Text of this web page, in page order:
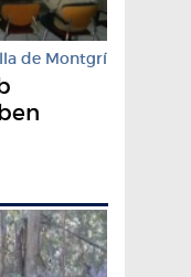
de Montgrí